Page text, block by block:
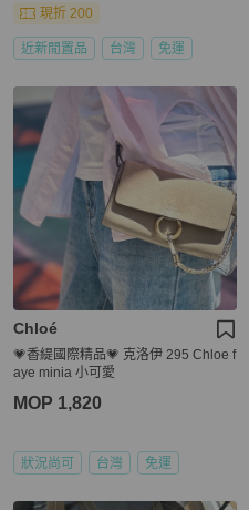
現折 200
近新閒置品 台灣 免運
Chloé
💗香緹國際精品💗 克洛伊 295 Chloe f
aye minia 小可愛
MOP 1,820
狀況尚可 台灣 免運